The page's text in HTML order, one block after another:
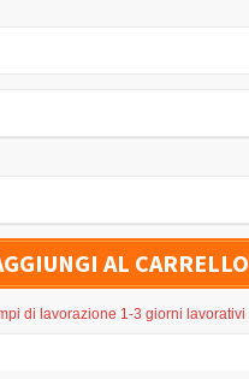
AL CARRELLO
di lavorazione 1-3 giorni lavorativi